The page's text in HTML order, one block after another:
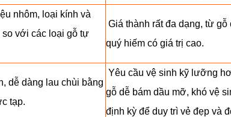
nhôm, loại kính và
với các loại gỗ tự
Giá thành rất đa dạng, từ
quý hiếm có giá trị cao.
dễ dàng lau chùi bằng
tạp.
Yêu cầu vệ sinh kỹ lưỡng
gỗ dễ bám dầu mỡ, khó vệ
định kỳ để duy trì vẻ đẹp và